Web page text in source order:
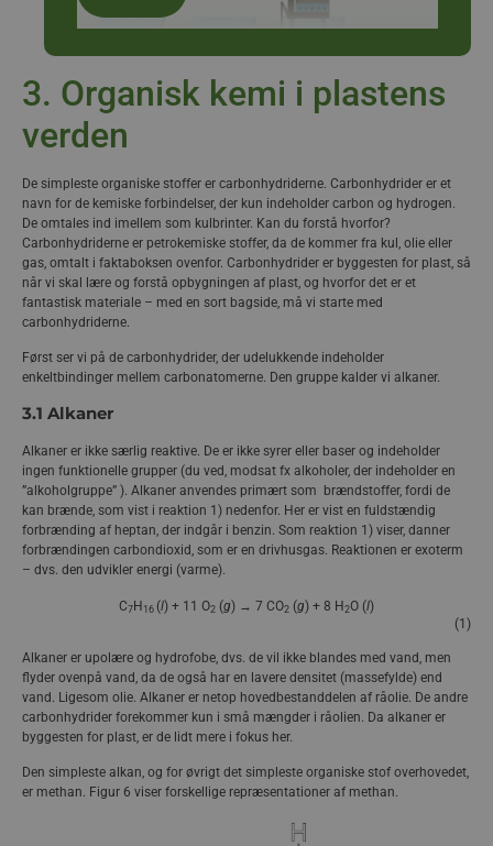
Figur 4. Geologiske processer har omdannet
illustreres, hvordan døde havdyr og planter sank
højt tryk og varme blev det organiske materiale
dannelsen af kul. Kul er dannet fra planter, der
voksede i urtidens skove. De døde planter blev
ophobet i søer, der med tiden blev omdannet til
sumpe. I disse vandmættede iltfattige områder
og under højt tryk og varme, blev
plantematerialet omdannet til tørv og siden kul.
Geologiske processer har under høj temperatur og tryk
aflejringer af døde dyr og planter, til kul, olie og gas. Se også
You Tube
klippet (1:30 min.), der kort forklarer processen.
3. Organisk kemi i plastens
verden
De simpleste organiske stoffer er carbonhydriderne. Carbonhydrider er et
navn for de kemiske forbindelser, der kun indeholder carbon og hydrogen.
De omtales ind imellem som kulbrinter. Kan du forstå hvorfor?
Carbonhydriderne er petrokemiske stoffer, da de kommer fra kul, olie eller
gas, omtalt i faktaboksen ovenfor. Carbonhydrider er byggesten for plast, så
når vi skal lære og forstå opbygningen af plast, og hvorfor det er et
fantastisk materiale – med en sort bagside, må vi starte med
carbonhydriderne.
Først ser vi på de carbonhydrider, der udelukkende indeholder
enkeltbindinger mellem carbonatomerne. Den gruppe kalder vi alkaner.
3.1 Alkaner
Alkaner er ikke særlig reaktive. De er ikke syrer eller baser og indeholder
ingen funktionelle grupper (du ved, modsat fx alkoholer, der indeholder en
”alkoholgruppe” ). Alkaner anvendes primært som brændstoffer, fordi de
kan brænde, som vist i reaktion 1) nedenfor. Her er vist en fuldstændig
forbrænding af heptan, der indgår i benzin. Som reaktion 1) viser, danner
forbrændingen carbondioxid, som er en drivhusgas. Reaktionen er exoterm
– dvs. den udvikler energi (varme).
C7H 16 (l) + 11 O2 (g) → 7 CO2 (g) + 8 H2O (l)
(1)
Alkaner er upolære og hydrofobe, dvs. de vil ikke blandes med vand, men
flyder ovenpå vand, da de også har en lavere densitet (massefylde) end
vand. Ligesom olie. Alkaner er netop hovedbestanddelen af råolie. De andre
carbonhydrider forekommer kun i små mængder i råolien. Da alkaner er
byggesten for plast, er de lidt mere i fokus her.
Den simpleste alkan, og for øvrigt det simpleste organiske stof overhovedet,
er methan. Figur 6 viser forskellige repræsentationer af methan.